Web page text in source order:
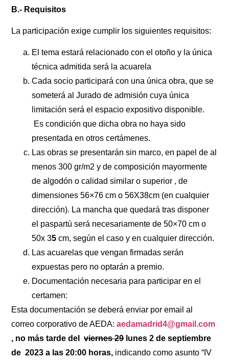
B.- Requisitos
La participación exige cumplir los siguientes requisitos:
El tema estará relacionado con el otoño y la única
técnica admitida será la acuarela
Cada socio participará con una única obra, que se
someterá al Jurado de admisión cuya única
limitación será el espacio expositivo disponible.
Es condición que dicha obra no haya sido
presentada en otros certámenes.
Las obras se presentarán sin marco, en papel de al
menos 300 gr/m2 y de composición mayormente
de algodón o calidad similar o superior , de
dimensiones 56×76 cm o 56X38cm (en cualquier
dirección). La mancha que quedará tras disponer
el paspartú será necesariamente de 50×70 cm o
50x 35cm, según el caso y en cualquier dirección.
Las acuarelas que vengan firmadas serán
expuestas pero no optarán a premio.
Documentación necesaria para participar en el
certamen:
Esta documentación se deberá enviar por email al
correo corporativo de AEDA:aedamadrid4@gmail.com
, no más tarde delviernes 29lunes 2 de septiembre
de 2023 a las 20:00 horas, indicando como asunto “IV